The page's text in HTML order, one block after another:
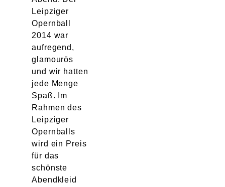
Leipziger
Opernball
2014 war
aufregend,
glamourös
und wir hatten
jede Menge
Spaß. Im
Rahmen des
Leipziger
Opernballs
wird ein Preis
für das
schönste
Abendkleid